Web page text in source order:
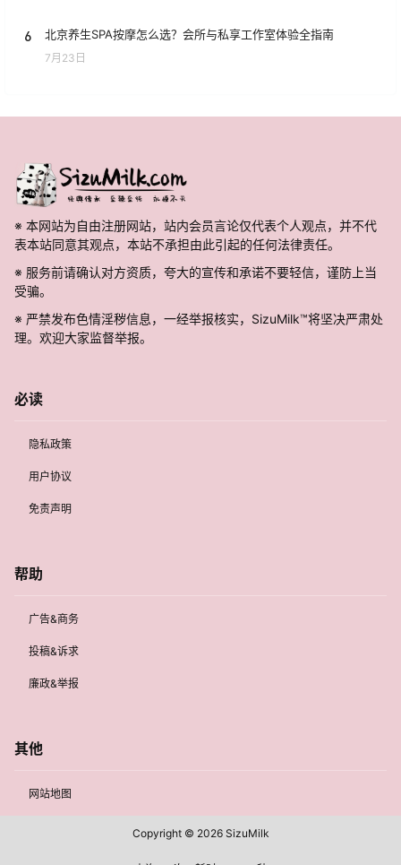
6 北京养生SPA按摩怎么选？会所与私享工作室体验全指南
7月23日
※ 本网站为自由注册网站，站内会员言论仅代表个人观点，并不代
表本站同意其观点，本站不承担由此引起的任何法律责任。
※ 服务前请确认对方资质，夸大的宣传和承诺不要轻信，谨防上当
受骗。
※ 严禁发布色情淫秽信息，一经举报核实，SizuMilk™将坚决严肃处
理。欢迎大家监督举报。
必读
隐私政策
用户协议
免责声明
帮助
广告&商务
投稿&诉求
廉政&举报
其他
网站地图
Copyright © 2026SizuMilk